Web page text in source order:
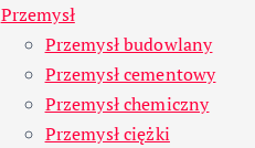
Przemysł
Przemysł budowlany
Przemysł cementowy
Przemysł chemiczny
Przemysł ciężki